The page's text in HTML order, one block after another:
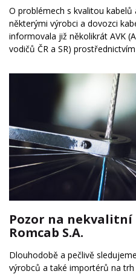
O problémech s kvalitou
některými výrobci a dovozci
informovala již několikrát AVK
vodičů ČR a SR)
Pozor na nekvalitní
Romcab S.A.
Dlouhodobě a pečlivě
výrobců a také importérů na trh